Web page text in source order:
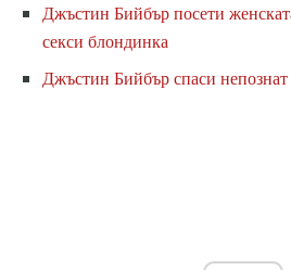
Джъстин Бийбър посети
секси блондинка
Джъстин Бийбър спаси